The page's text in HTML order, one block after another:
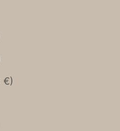
San Marino (EUR €)